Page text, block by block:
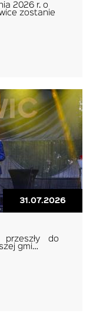
2026 r. o
zostanie
31.07.2026
do
gmi…